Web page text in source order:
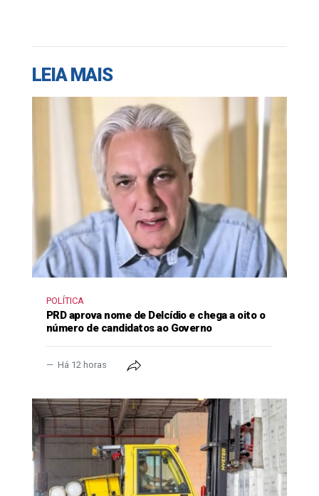
LEIA MAIS
POLÍTICA
PRD aprova nome de Delcídio e chega a oito o
número de candidatos ao Governo
Há 12 horas